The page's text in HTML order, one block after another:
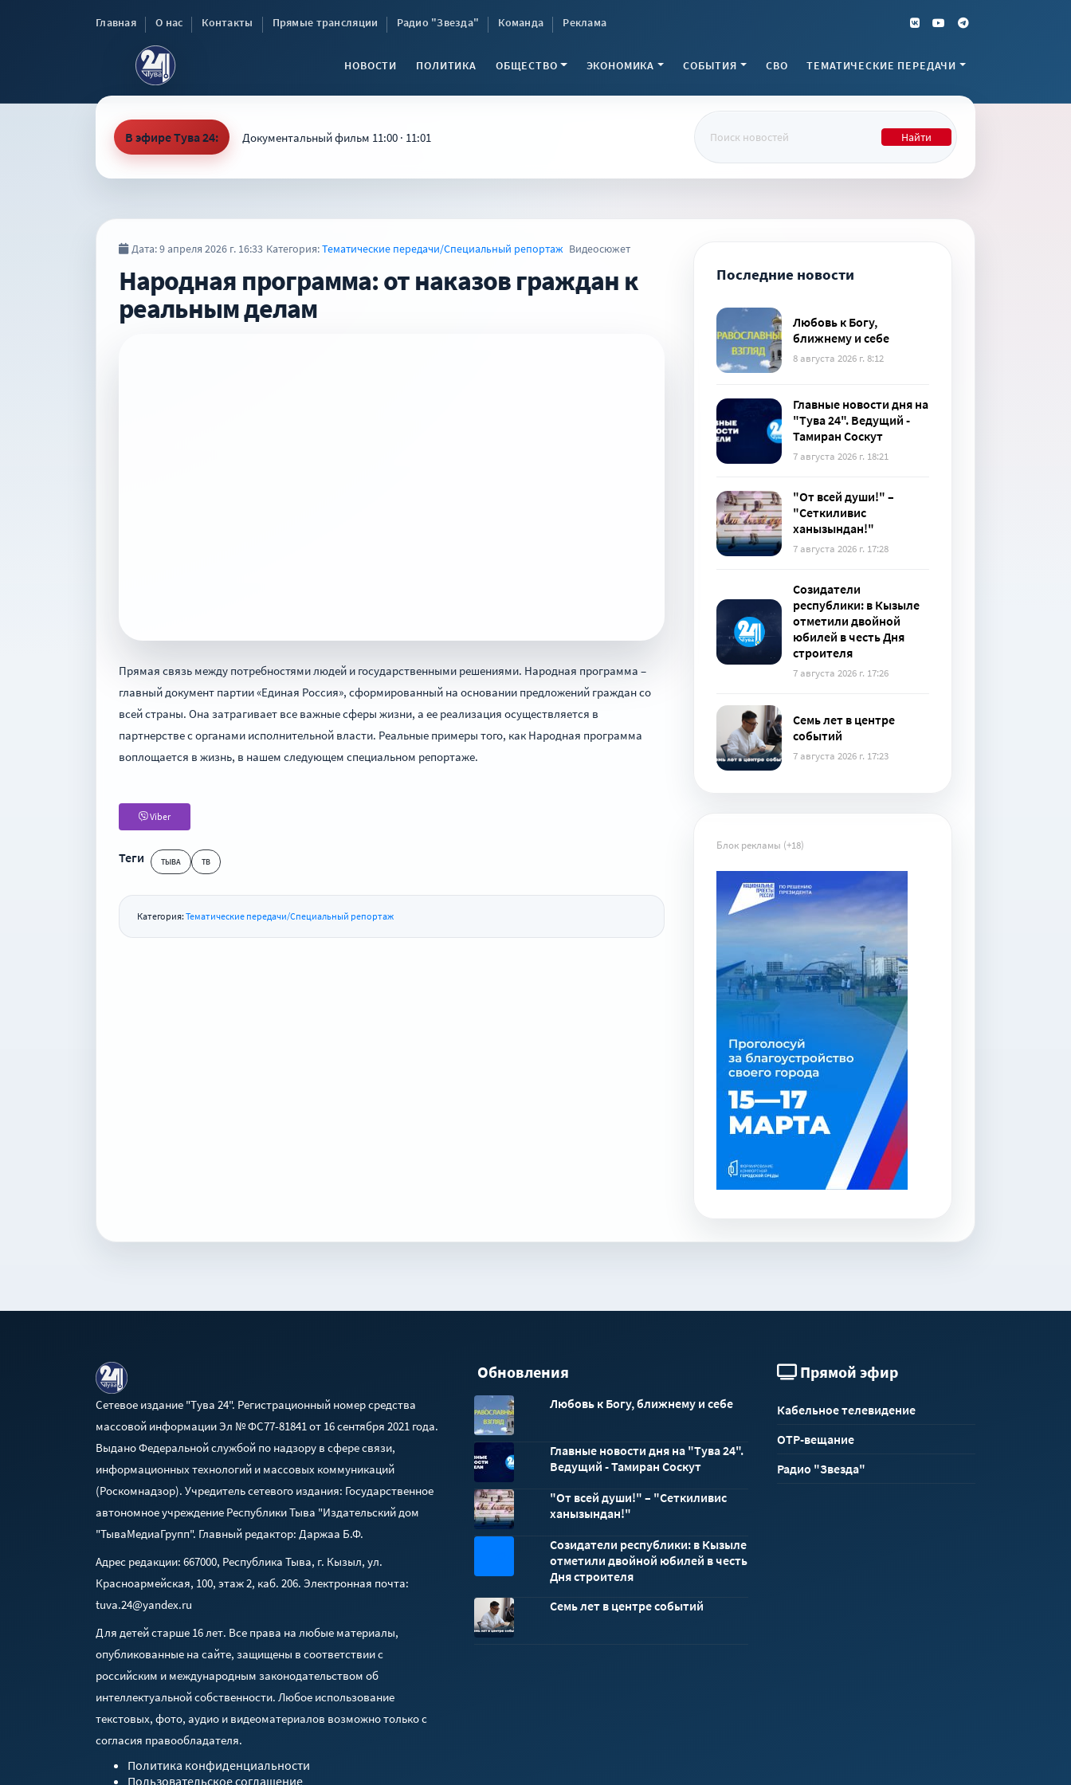
Главная О нас Контакты Прямые трансляции Радио "Звезда" Команда Реклама
НОВОСТИ ПОЛИТИКА ОБЩЕСТВО ЭКОНОМИКА СОБЫТИЯ СВО ТЕМАТИЧЕСКИЕ ПЕРЕДАЧИ
В эфире Тува 24: Документальный фильм 11:00 · 11:01 Найти
Дата: 9 апреля 2026 г. 16:33 Категория:Тематические передачи/Специальный репортаж Видеосюжет
Народная программа: от наказов граждан к
реальным делам
Прямая связь между потребностями людей и государственными решениями. Народная программа –
главный документ партии «Единая Россия», сформированный на основании предложений граждан со
всей страны. Она затрагивает все важные сферы жизни, а ее реализация осуществляется в
партнерстве с органами исполнительной власти. Реальные примеры того, как Народная программа
воплощается в жизнь, в нашем следующем специальном репортаже.
Viber
Теги ТЫВА ТВ
Категория: Тематические передачи/Специальный репортаж
Последние новости
Любовь к Богу,
ближнему и себе
8 августа 2026 г. 8:12
Главные новости дня на
"Тува 24". Ведущий -
Тамиран Соскут
7 августа 2026 г. 18:21
"От всей души!" –
"Сеткиливис
ханызындан!"
7 августа 2026 г. 17:28
Созидатели
республики: в Кызыле
отметили двойной
юбилей в честь Дня
строителя
7 августа 2026 г. 17:26
Семь лет в центре
событий
7 августа 2026 г. 17:23
Блок рекламы (+18)
Сетевое издание "Тува 24". Регистрационный номер средства
массовой информации Эл № ФС77-81841 от 16 сентября 2021 года.
Выдано Федеральной службой по надзору в сфере связи,
информационных технологий и массовых коммуникаций
(Роскомнадзор). Учредитель сетевого издания: Государственное
автономное учреждение Республики Тыва "Издательский дом
"ТываМедиаГрупп". Главный редактор: Даржаа Б.Ф.
Адрес редакции: 667000, Республика Тыва, г. Кызыл, ул.
Красноармейская, 100, этаж 2, каб. 206. Электронная почта:
tuva.24@yandex.ru
Для детей старше 16 лет. Все права на любые материалы,
опубликованные на сайте, защищены в соответствии с
российским и международным законодательством об
интеллектуальной собственности. Любое использование
текстовых, фото, аудио и видеоматериалов возможно только с
согласия правообладателя.
Политика конфиденциальности
Пользовательское соглашение
Обновления
Любовь к Богу, ближнему и себе
Главные новости дня на "Тува 24".
Ведущий - Тамиран Соскут
"От всей души!" – "Сеткиливис
ханызындан!"
Созидатели республики: в Кызыле
отметили двойной юбилей в честь
Дня строителя
Семь лет в центре событий
Прямой эфир
Кабельное телевидение
ОТР-вещание
Радио "Звезда"